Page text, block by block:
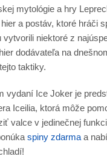
mytológie a hry
a postáv, ktoré hráči
vytvorili niektoré z
dodávateľa na
taktiky.
vydaní Ice Joker je
Iceilia, ktorá môže
valce v jedinečnej
spiny zdarma a